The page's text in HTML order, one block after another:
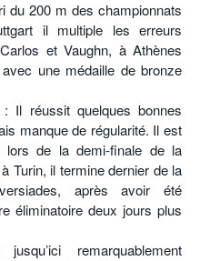
du 200 m des championnats
il multiple les erreurs
et Vaughn, à Athènes
une médaille de bronze
Il réussit quelques bonnes
manque de régularité. Il est
lors de la demi-finale de la
Turin, il termine dernier de la
après avoir été
éliminatoire deux jours plus
remarquablement